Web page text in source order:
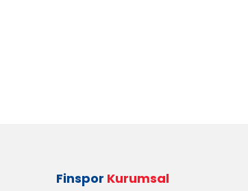
Finspor Kurumsal